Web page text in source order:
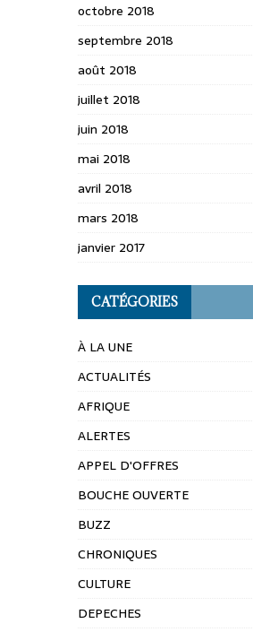
octobre 2018
septembre 2018
août 2018
juillet 2018
juin 2018
mai 2018
avril 2018
mars 2018
janvier 2017
CATÉGORIES
À LA UNE
ACTUALITÉS
AFRIQUE
ALERTES
APPEL D'OFFRES
BOUCHE OUVERTE
BUZZ
CHRONIQUES
CULTURE
DEPECHES